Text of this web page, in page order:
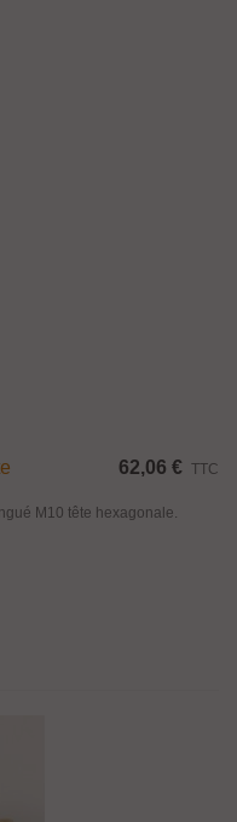
62,06 € TTC
M10 tête hexagonale.